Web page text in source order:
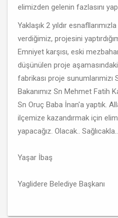
elimizden gelenin fazlasını
Yaklaşık 2 yıldır
verdiğimiz, projesini
Emniyet karşısı, eski
düşünülen proje
fabrikası proje sunumlarımizı
Bakanımız Sn Mehmet Fatih
Sn Oruç Baba İnan'a yaptık.
ilçemize kazandırmak için
yapacağız. Olacak.. Sağlıcakla...
Yaşar İbaş
Yaglidere Belediye Başkanı